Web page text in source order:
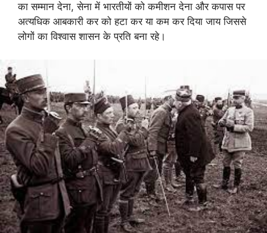
का सम्मान देना, सेना में भारतीयों को कमीशन देना और कपास पर
अत्यधिक आबकारी कर को हटा कर या कम कर दिया जाय जिससे
लोगों का विश्वास शासन के प्रति बना रहे।